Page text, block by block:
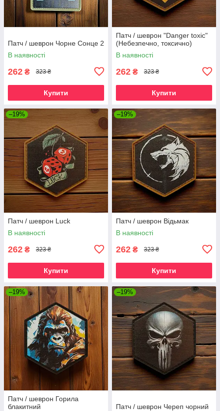
Патч / шеврон Чорне Сонце 2
В наявності
262 ₴ 323 ₴
Купити
Патч / шеврон "Danger toxic"
(Небезпечно, токсично)
В наявності
262 ₴ 323 ₴
Купити
–19%
Патч / шеврон Luck
В наявності
262 ₴ 323 ₴
Купити
–19%
Патч / шеврон Відьмак
В наявності
262 ₴ 323 ₴
Купити
–19%
Патч / шеврон Горила
блакитний
–19%
Патч / шеврон Череп чорний